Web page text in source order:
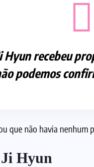
Hyun recebeu
podemos
que não havia nenhum
Hyun